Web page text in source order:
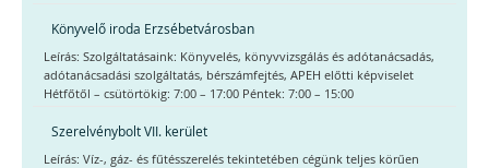
Könyvelő iroda Erzsébetvárosban
Leírás: Szolgáltatásaink: Könyvelés, könyvvizsgálás és adótanácsadás,
adótanácsadási szolgáltatás, bérszámfejtés, APEH előtti képviselet
Hétfőtől – csütörtökig: 7:00 – 17:00 Péntek: 7:00 – 15:00
Szerelvénybolt VII. kerület
Leírás: Víz-, gáz- és fűtésszerelés tekintetében cégünk teljes körűen